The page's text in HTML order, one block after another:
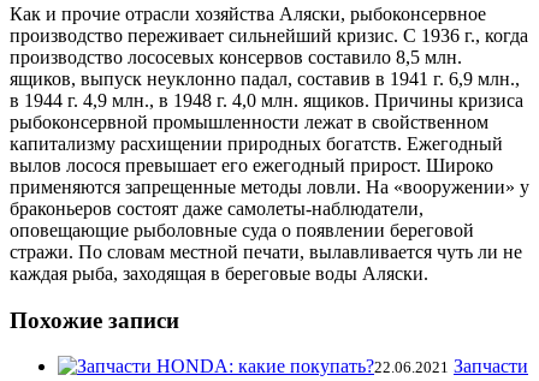
Как и прочие отрасли хозяйства Аляски, рыбоконсервное
производство переживает сильнейший кризис. С 1936 г., когда
производство лососевых консервов составило 8,5 млн.
ящиков, выпуск неуклонно падал, составив в 1941 г. 6,9 млн.,
в 1944 г. 4,9 млн., в 1948 г. 4,0 млн. ящиков. Причины кризиса
рыбоконсервной промышленности лежат в свойственном
капитализму расхищении природных богатств. Ежегодный
вылов лосося превышает его ежегодный прирост. Широко
применяются запрещенные методы ловли. На «вооружении» у
браконьеров состоят даже самолеты-наблюдатели,
оповещающие рыболовные суда о появлении береговой
стражи. По словам местной печати, вылавливается чуть ли не
каждая рыба, заходящая в береговые воды Аляски.
Похожие записи
22.06.2021 Запчасти